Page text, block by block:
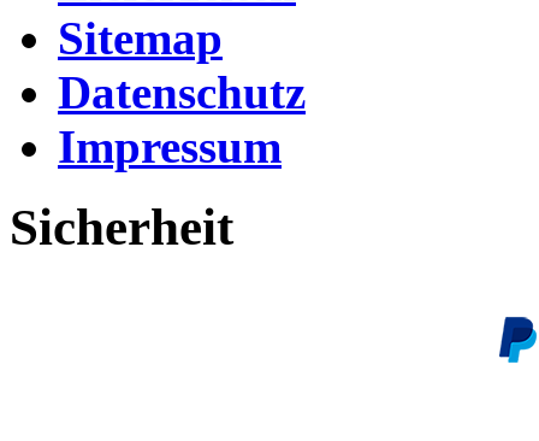
Sitemap
Datenschutz
Impressum
Sicherheit